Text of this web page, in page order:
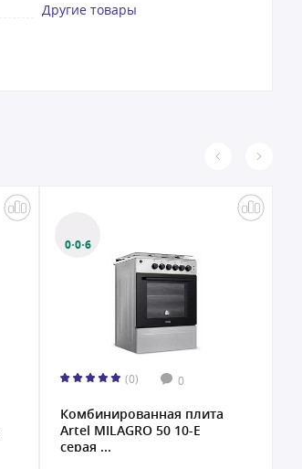
Другие товары
0·0·6
(0) 0
Комбинированная плита
Artel MILAGRO 50 10-E
серая ...